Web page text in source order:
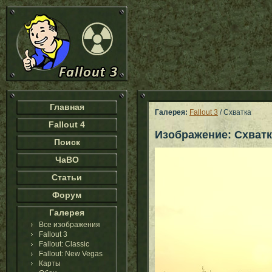
Главная
Fallout 4
Поиск
ЧаВО
Статьи
Форум
Галерея
Все изображения
Fallout 3
Fallout: Classic
Fallout: New Vegas
Карты
Галерея: Fallout 3 / Схватка
Изображение: